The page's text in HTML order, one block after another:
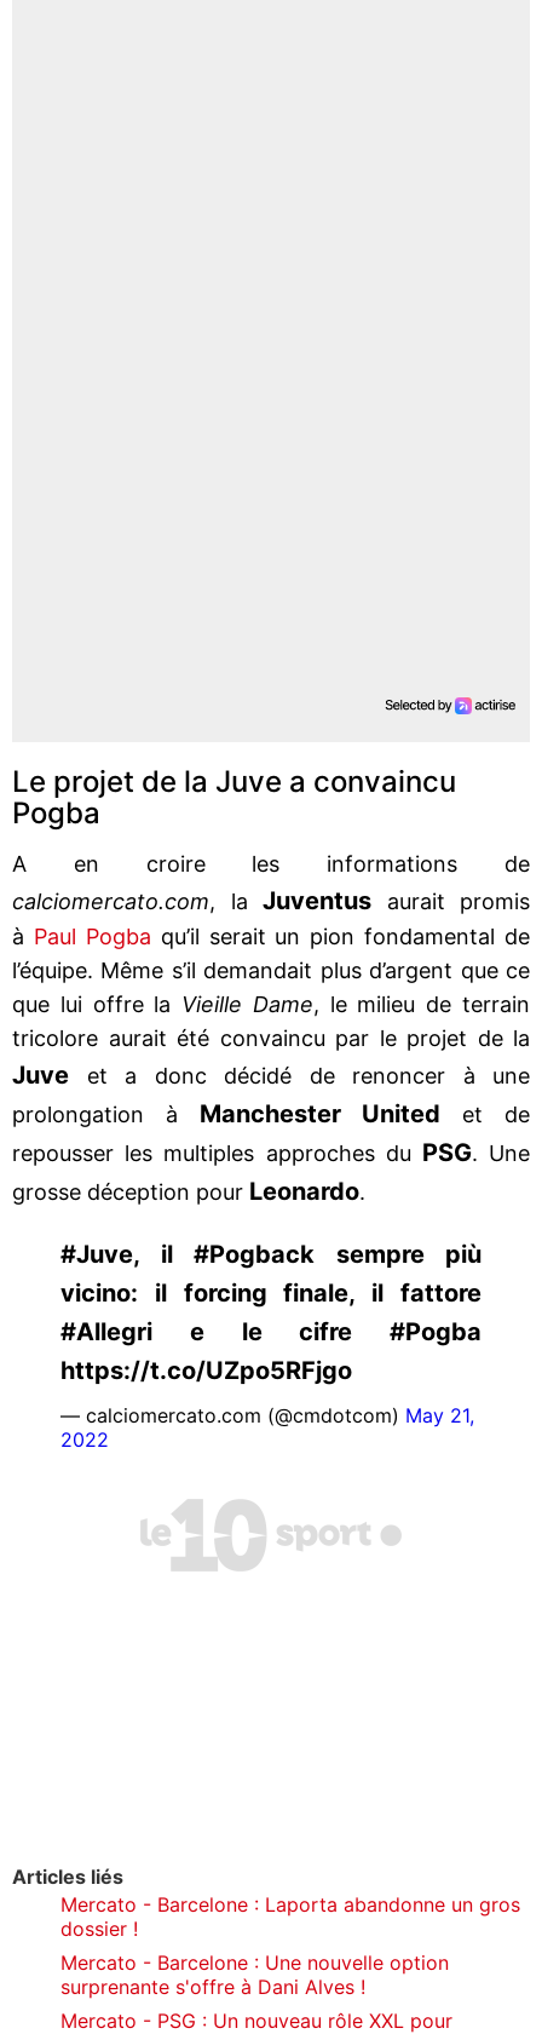
Le projet de la Juve a convaincu
Pogba
A en croire les informations de
calciomercato.com, la Juventus aurait promis
à Paul Pogba qu’il serait un pion fondamental de
l’équipe. Même s’il demandait plus d’argent que ce
que lui offre la Vieille Dame, le milieu de terrain
tricolore aurait été convaincu par le projet de la
Juve et a donc décidé de renoncer à une
prolongation à Manchester United et de
repousser les multiples approches du PSG. Une
grosse déception pour Leonardo.
#Juve, il #Pogback sempre più
vicino: il forcing finale, il fattore
#Allegri e le cifre #Pogba
https://t.co/UZpo5RFjgo
— calciomercato.com (@cmdotcom) May 21,
2022
Articles liés
Mercato - Barcelone : Laporta abandonne un gros
dossier !
Mercato - Barcelone : Une nouvelle option
surprenante s'offre à Dani Alves !
Mercato - PSG : Un nouveau rôle XXL pour